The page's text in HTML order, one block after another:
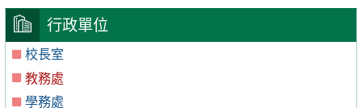
行政單位
校長室
教務處
學務處